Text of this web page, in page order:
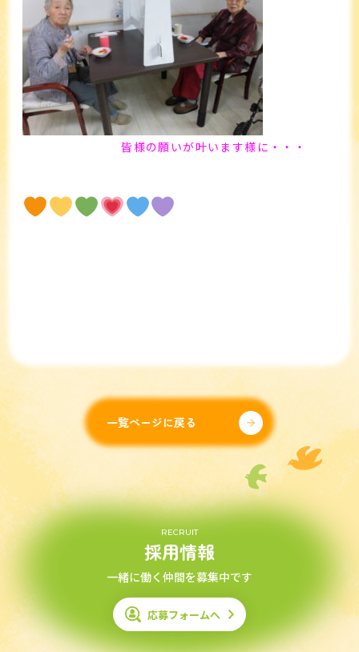
皆様の願いが叶います様に・・・
一覧ページに戻る
RECRUIT
採用情報
一緒に働く仲間を募集中です
応募フォームへ